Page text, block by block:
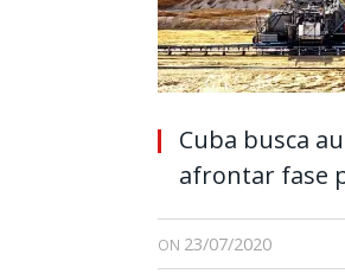
Cuba busca
afrontar fase
ON 23/07/2020